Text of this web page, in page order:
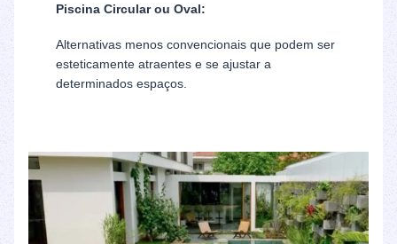
Piscina Circular ou Oval:
Alternativas menos convencionais que podem ser
esteticamente atraentes e se ajustar a
determinados espaços.